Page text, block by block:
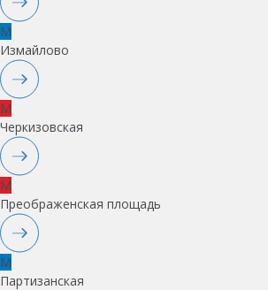
M
Измайлово
M
Черкизовская
M
Преображенская площадь
M
Партизанская